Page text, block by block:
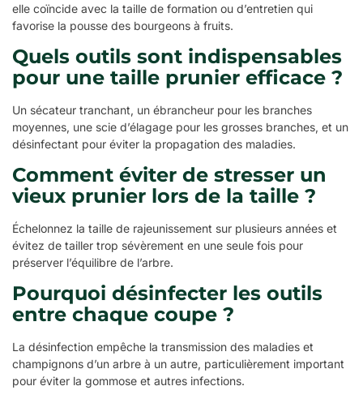
elle coïncide avec la taille de formation ou d’entretien qui
favorise la pousse des bourgeons à fruits.
Quels outils sont indispensables
pour une taille prunier efficace ?
Un sécateur tranchant, un ébrancheur pour les branches
moyennes, une scie d’élagage pour les grosses branches, et un
désinfectant pour éviter la propagation des maladies.
Comment éviter de stresser un
vieux prunier lors de la taille ?
Échelonnez la taille de rajeunissement sur plusieurs années et
évitez de tailler trop sévèrement en une seule fois pour
préserver l’équilibre de l’arbre.
Pourquoi désinfecter les outils
entre chaque coupe ?
La désinfection empêche la transmission des maladies et
champignons d’un arbre à un autre, particulièrement important
pour éviter la gommose et autres infections.